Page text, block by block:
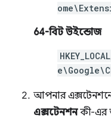
64-বিট উইন্ডোজ
আপনার
এক্সটেনশনকী-এর